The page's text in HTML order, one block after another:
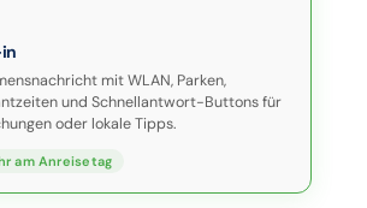
mit WLAN, Parken,
und Schnellantwort-Buttons für
oder lokale Tipps.
am Anreisetag